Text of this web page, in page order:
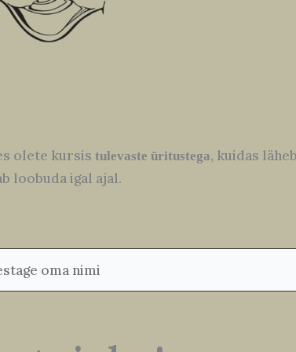
olete kursis tulevaste üritustega, kuidas
loobuda igal ajal.